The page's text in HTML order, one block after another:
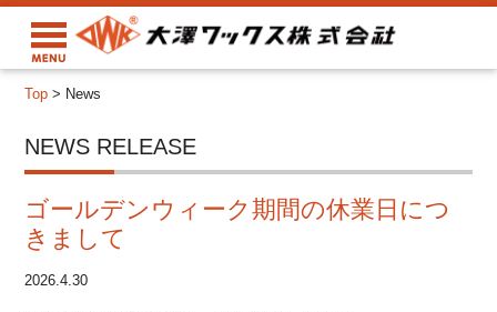
Top > News
NEWS RELEASE
ゴールデンウィーク期間の休業日につ
きまして
2026.4.30